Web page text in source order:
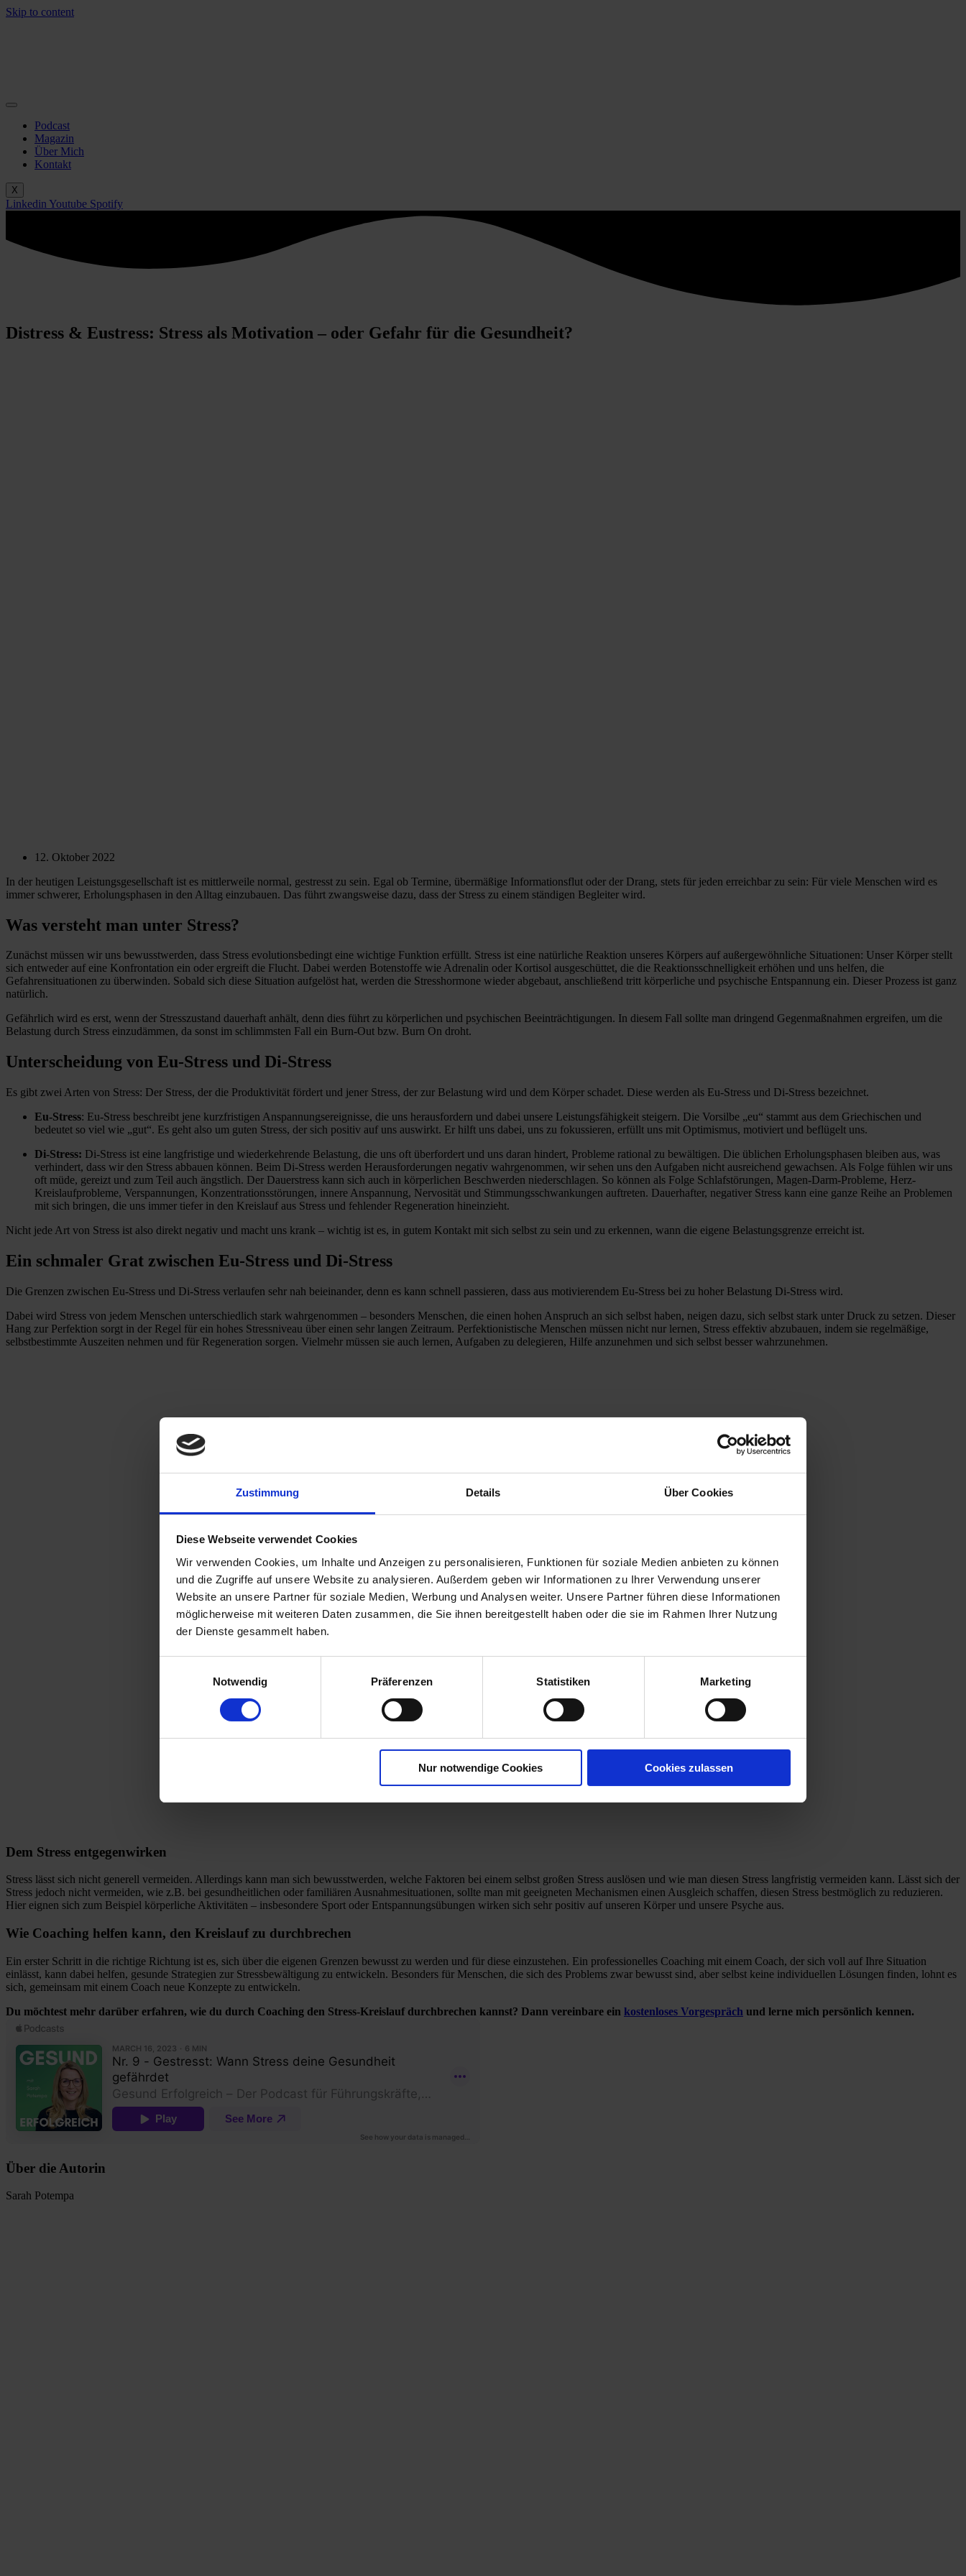
Zustimmung Details Über Cookies
Diese Webseite verwendet Cookies
Wir verwenden Cookies, um Inhalte und Anzeigen zu personalisieren, Funktionen für soziale Medien anbieten zu können
und die Zugriffe auf unsere Website zu analysieren. Außerdem geben wir Informationen zu Ihrer Verwendung unserer
Website an unsere Partner für soziale Medien, Werbung und Analysen weiter. Unsere Partner führen diese Informationen
möglicherweise mit weiteren Daten zusammen, die Sie ihnen bereitgestellt haben oder die sie im Rahmen Ihrer Nutzung
der Dienste gesammelt haben.
Notwendig
Präferenzen Statistiken Marketing
Nur notwendige Cookies Cookies zulassen
Skip to content
Podcast
Magazin
Über Mich
Kontakt
X
Linkedin Youtube Spotify
Distress & Eustress: Stress als Motivation – oder Gefahr für die Gesundheit?
12. Oktober 2022
In der heutigen Leistungsgesellschaft ist es mittlerweile normal, gestresst zu sein. Egal ob Termine, übermäßige Informationsflut oder der Drang, stets für jeden erreichbar zu sein: Für viele Menschen wird es
immer schwerer, Erholungsphasen in den Alltag einzubauen. Das führt zwangsweise dazu, dass der Stress zu einem ständigen Begleiter wird.
Was versteht man unter Stress?
Zunächst müssen wir uns bewusstwerden, dass Stress evolutionsbedingt eine wichtige Funktion erfüllt. Stress ist eine natürliche Reaktion unseres Körpers auf außergewöhnliche Situationen: Unser Körper stellt
sich entweder auf eine Konfrontation ein oder ergreift die Flucht. Dabei werden Botenstoffe wie Adrenalin oder Kortisol ausgeschüttet, die die Reaktionsschnelligkeit erhöhen und uns helfen, die
Gefahrensituationen zu überwinden. Sobald sich diese Situation aufgelöst hat, werden die Stresshormone wieder abgebaut, anschließend tritt körperliche und psychische Entspannung ein. Dieser Prozess ist ganz
natürlich.
Gefährlich wird es erst, wenn der Stresszustand dauerhaft anhält, denn dies führt zu körperlichen und psychischen Beeinträchtigungen. In diesem Fall sollte man dringend Gegenmaßnahmen ergreifen, um die
Belastung durch Stress einzudämmen, da sonst im schlimmsten Fall ein Burn-Out bzw. Burn On droht.
Unterscheidung von Eu-Stress und Di-Stress
Es gibt zwei Arten von Stress: Der Stress, der die Produktivität fördert und jener Stress, der zur Belastung wird und dem Körper schadet. Diese werden als Eu-Stress und Di-Stress bezeichnet.
Eu-Stress: Eu-Stress beschreibt jene kurzfristigen Anspannungsereignisse, die uns herausfordern und dabei unsere Leistungsfähigkeit steigern. Die Vorsilbe „eu“ stammt aus dem Griechischen und
bedeutet so viel wie „gut“. Es geht also um guten Stress, der sich positiv auf uns auswirkt. Er hilft uns dabei, uns zu fokussieren, erfüllt uns mit Optimismus, motiviert und beflügelt uns.
Di-Stress: Di-Stress ist eine langfristige und wiederkehrende Belastung, die uns oft überfordert und uns daran hindert, Probleme rational zu bewältigen. Die üblichen Erholungsphasen bleiben aus, was
verhindert, dass wir den Stress abbauen können. Beim Di-Stress werden Herausforderungen negativ wahrgenommen, wir sehen uns den Aufgaben nicht ausreichend gewachsen. Als Folge fühlen wir uns
oft müde, gereizt und zum Teil auch ängstlich. Der Dauerstress kann sich auch in körperlichen Beschwerden niederschlagen. So können als Folge Schlafstörungen, Magen-Darm-Probleme, Herz-
Kreislaufprobleme, Verspannungen, Konzentrationsstörungen, innere Anspannung, Nervosität und Stimmungsschwankungen auftreten. Dauerhafter, negativer Stress kann eine ganze Reihe an Problemen
mit sich bringen, die uns immer tiefer in den Kreislauf aus Stress und fehlender Regeneration hineinzieht.
Nicht jede Art von Stress ist also direkt negativ und macht uns krank – wichtig ist es, in gutem Kontakt mit sich selbst zu sein und zu erkennen, wann die eigene Belastungsgrenze erreicht ist.
Ein schmaler Grat zwischen Eu-Stress und Di-Stress
Die Grenzen zwischen Eu-Stress und Di-Stress verlaufen sehr nah beieinander, denn es kann schnell passieren, dass aus motivierendem Eu-Stress bei zu hoher Belastung Di-Stress wird.
Dabei wird Stress von jedem Menschen unterschiedlich stark wahrgenommen – besonders Menschen, die einen hohen Anspruch an sich selbst haben, neigen dazu, sich selbst stark unter Druck zu setzen. Dieser
Hang zur Perfektion sorgt in der Regel für ein hohes Stressniveau über einen sehr langen Zeitraum. Perfektionistische Menschen müssen nicht nur lernen, Stress effektiv abzubauen, indem sie regelmäßige,
selbstbestimmte Auszeiten nehmen und für Regeneration sorgen. Vielmehr müssen sie auch lernen, Aufgaben zu delegieren, Hilfe anzunehmen und sich selbst besser wahrzunehmen.
Dem Stress entgegenwirken
Stress lässt sich nicht generell vermeiden. Allerdings kann man sich bewusstwerden, welche Faktoren bei einem selbst großen Stress auslösen und wie man diesen Stress langfristig vermeiden kann. Lässt sich der
Stress jedoch nicht vermeiden, wie z.B. bei gesundheitlichen oder familiären Ausnahmesituationen, sollte man mit geeigneten Mechanismen einen Ausgleich schaffen, diesen Stress bestmöglich zu reduzieren.
Hier eignen sich zum Beispiel körperliche Aktivitäten – insbesondere Sport oder Entspannungsübungen wirken sich sehr positiv auf unseren Körper und unsere Psyche aus.
Wie Coaching helfen kann, den Kreislauf zu durchbrechen
Ein erster Schritt in die richtige Richtung ist es, sich über die eigenen Grenzen bewusst zu werden und für diese einzustehen. Ein professionelles Coaching mit einem Coach, der sich voll auf Ihre Situation
einlässt, kann dabei helfen, gesunde Strategien zur Stressbewältigung zu entwickeln. Besonders für Menschen, die sich des Problems zwar bewusst sind, aber selbst keine individuellen Lösungen finden, lohnt es
sich, gemeinsam mit einem Coach neue Konzepte zu entwickeln.
Du möchtest mehr darüber erfahren, wie du durch Coaching den Stress-Kreislauf durchbrechen kannst? Dann vereinbare ein kostenloses Vorgespräch und lerne mich persönlich kennen.
Über die Autorin
Sarah Potempa